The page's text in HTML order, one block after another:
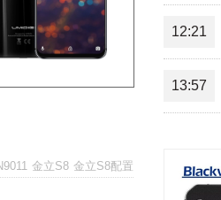
金立S8 金立S8配置
12:21
13:57